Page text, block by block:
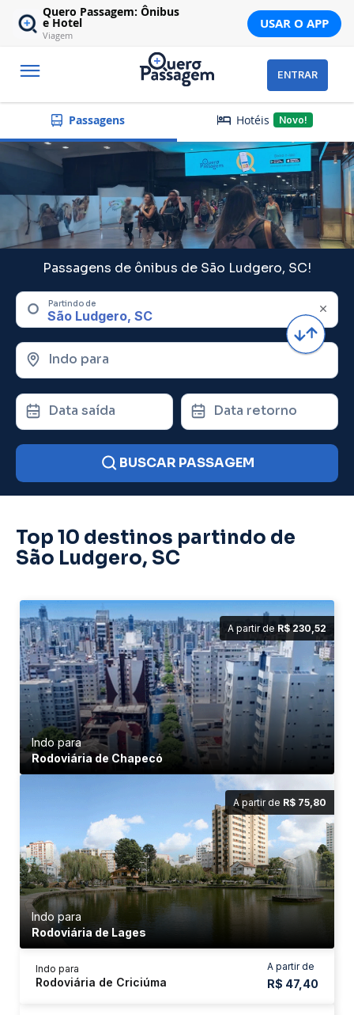
Quero Passagem: Ônibus
e Hotel
Viagem
USAR O APP
ENTRAR
Passagens Hotéis Novo!
Passagens de ônibus de São Ludgero, SC!
Partindo de
Indo para
Data saída Data retorno
BUSCAR PASSAGEM
Top 10 destinos partindo de
São Ludgero, SC
A partir de R$ 230,52
Indo para
Rodoviária de Chapecó
A partir de R$ 75,80
Indo para
Rodoviária de Lages
A partir de
R$ 47,40
Indo para
Rodoviária de Criciúma